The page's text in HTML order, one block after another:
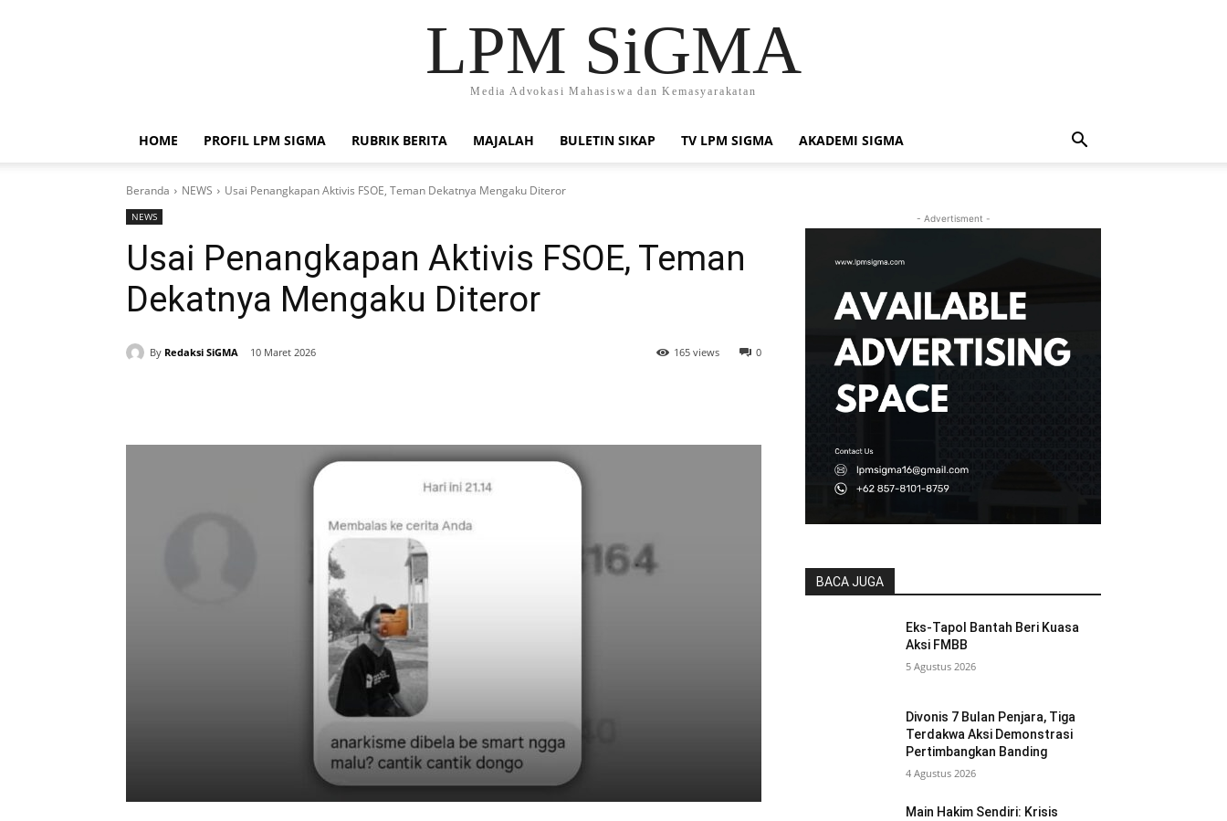
LPM SiGMA
Media Advokasi Mahasiswa dan Kemasyarakatan
HOME PROFIL LPM SIGMA RUBRIK BERITA MAJALAH BULETIN SIKAP TV LPM SIGMA AKADEMI SIGMA
Beranda NEWS Usai Penangkapan Aktivis FSOE, Teman Dekatnya Mengaku Diteror
NEWS
Usai Penangkapan Aktivis FSOE, Teman
Dekatnya Mengaku Diteror
By Redaksi SiGMA 10 Maret 2026 0
165 views
- Advertisment -
BACA JUGA
Eks-Tapol Bantah Beri Kuasa
Aksi FMBB
5 Agustus 2026
Divonis 7 Bulan Penjara, Tiga
Terdakwa Aksi Demonstrasi
Pertimbangkan Banding
4 Agustus 2026
Main Hakim Sendiri: Krisis